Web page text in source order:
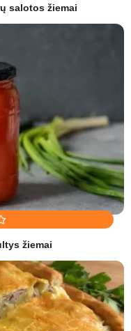
salotos žiemai
žiemai